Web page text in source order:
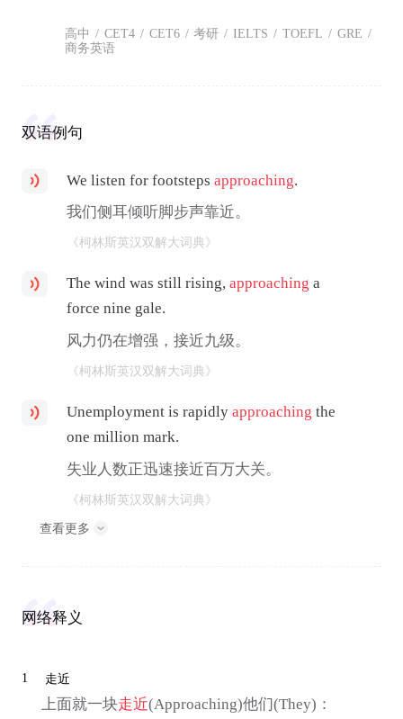
高中 / CET4 / CET6 / 考研 / IELTS / TOEFL / GRE /
商务英语
双语例句
We listen for footstepsapproaching.
我们侧耳倾听脚步声靠近。
《柯林斯英汉双解大词典》
The wind was still rising,approaching a
force nine gale.
风力仍在增强，接近九级。
《柯林斯英汉双解大词典》
Unemployment is rapidlyapproaching the
one million mark.
失业人数正迅速接近百万大关。
《柯林斯英汉双解大词典》
查看更多
网络释义
1 走近
上面就一块走近(Approaching)他们(They)：